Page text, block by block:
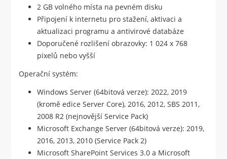
2 GB volného místa na pevném disku
Připojení k internetu pro stažení, aktivaci a
aktualizaci programu a antivirové databáze
Doporučené rozlišení obrazovky: 1 024 x 768
pixelů nebo vyšší
Operační systém:
Windows Server (64bitová verze): 2022, 2019
(kromě edice Server Core), 2016, 2012, SBS 2011,
2008 R2 (nejnovější Service Pack)
Microsoft Exchange Server (64bitová verze): 2019,
2016, 2013, 2010 (Service Pack 2)
Microsoft SharePoint Services 3.0 a Microsoft